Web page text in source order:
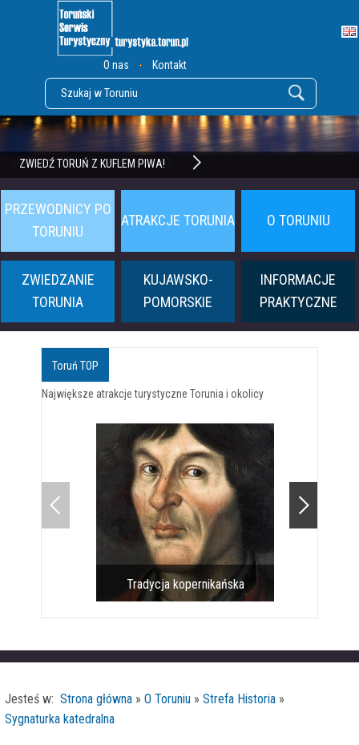
O nas Kontakt
ZWIEDŹ TORUŃ Z KUFLEM PIWA!
POZNAJ TWIERDZĘ TORUŃ
PRZEWODNICY PO
TORUNIU
ATRAKCJE TORUNIA O TORUNIU
ZWIEDZANIE
TORUNIA
KUJAWSKO-
POMORSKIE
INFORMACJE
PRAKTYCZNE
Toruń TOP
Największe atrakcje turystyczne Torunia i okolicy
Tradycja kopernikańska
Jesteś w: Strona główna » O Toruniu » Strefa Historia »
Sygnaturka katedralna